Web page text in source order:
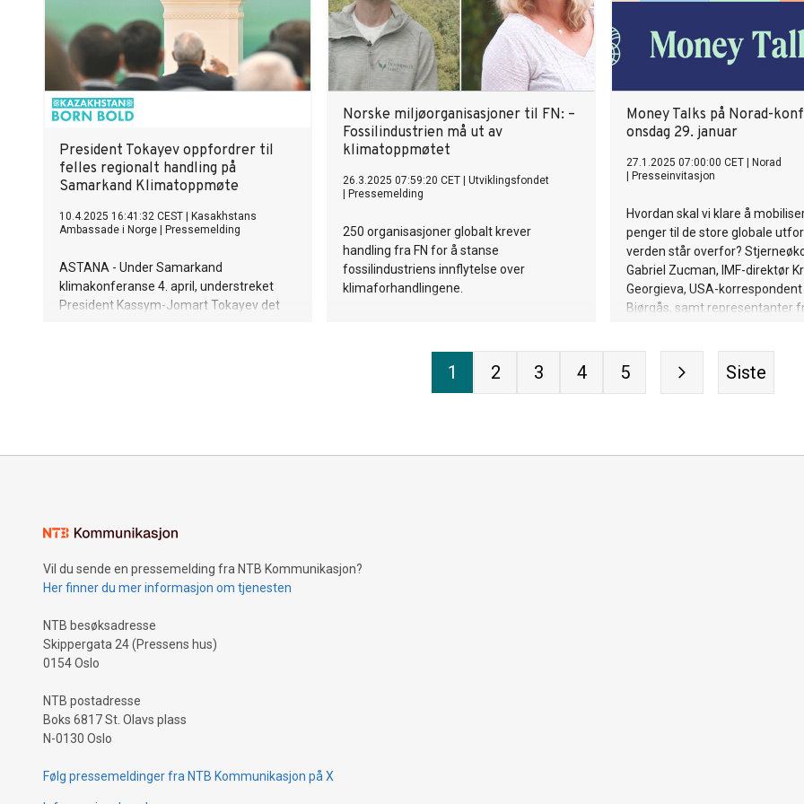
President Tokayev oppfordrer til
felles regionalt handling på
Samarkand Klimatoppmøte
10.4.2025 16:41:32 CEST
Kasakhstans
Ambassade i Norge
Pressemelding
ASTANA - Under Samarkand
klimakonferanse 4. april, understreket
President Kassym-Jomart Tokayev det
gjennomsnittet. Tokayev påpekte at
nasjonale initiativer for å bekjempe
treplantingskampanje over hele
Kasakhstan, og et spesialprogram for
Taza Kazakhstan-miljøkampanjen for å
øke bevisstheten, spesielt blant ungdom,
samt felles arbeid med Usbekistan for å
Ifølge presidenten, bidrar Kasakhstan til
globale tiltak for å støtte sårbare land og
ser på den grønne overgangen som en
et
Norske miljøorganisasjoner til FN: –
Fossilindustrien må ut av
klimatoppmøtet
26.3.2025 07:59:20 CET
Utviklingsfondet
Pressemelding
250 organisasjoner globalt krever
handling fra FN for å stanse
fossilindustriens innflytelse over
klimaforhandlingene.
Money Talks på Norad-
onsdag 29. januar
27.1.2025 07:00:00 CET
Norad
Presseinvitasjon
Hvordan skal vi klare å
penger til de store globale
verden står overfor?
Gabriel Zucman, IMF-direktør
Georgieva, USA-korrespondent
Bjørgås, samt representanter
1 2 3 4 5 Siste
Vil du sende en pressemelding fra NTB Kommunikasjon?
Her finner du mer informasjon om tjenesten
NTB besøksadresse
Skippergata 24 (Pressens hus)
0154 Oslo
NTB postadresse
Boks 6817 St. Olavs plass
N-0130 Oslo
Følg pressemeldinger fra NTB Kommunikasjon på X